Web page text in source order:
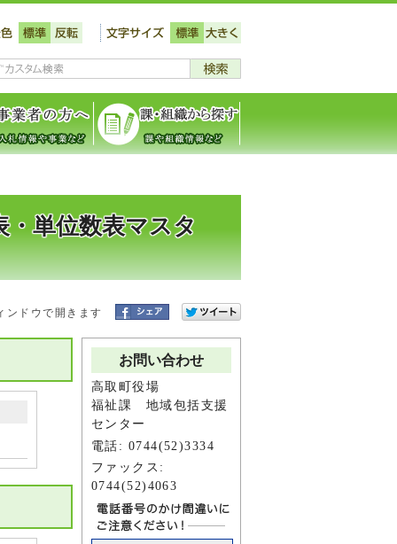
単位数表マスタ
ンドウで開きます
お問い合わせ
高取町役場
福祉課 地域包括支援
センター
電話: 0744(52)3334
ファックス:
0744(52)4063